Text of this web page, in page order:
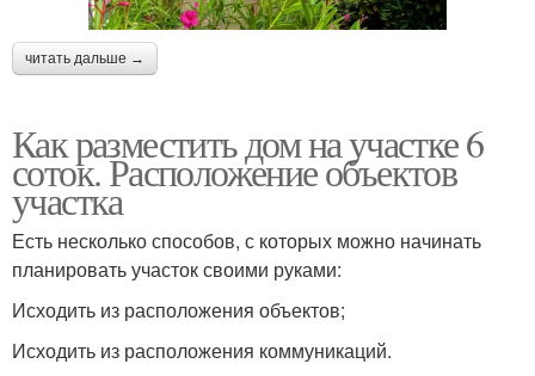
читать дальше →
Как разместить дом на участке 6
соток. Расположение объектов
участка
Есть несколько способов, с которых можно начинать
планировать участок своими руками:
Исходить из расположения объектов;
Исходить из расположения коммуникаций.